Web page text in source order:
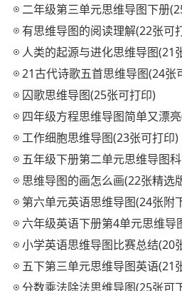
二年级第三单元思维导图下册
有思维导图的阅读理解(22张可
人类的起源与进化思维导图(21
21古代诗歌五首思维导图(24张
囚歌思维导图(25张可打印)
四年级方程思维导图简单又漂
工作细胞思维导图(23张可打印)
五年级下册第二单元思维导图
思维导图的画怎么画(22张精选
第六单元英语思维导图(24张附
六年级英语下册第4单元思维导
小学英语思维导图比赛总结(20
五下第三单元思维导图英语(21
分数乘法除法思维导图(25张可